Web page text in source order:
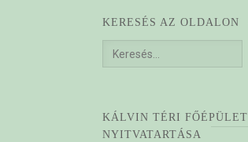
KERESÉS AZ OLDALON
Keresés:
KÁLVIN TÉRI FŐÉPÜLET
NYITVATARTÁSA